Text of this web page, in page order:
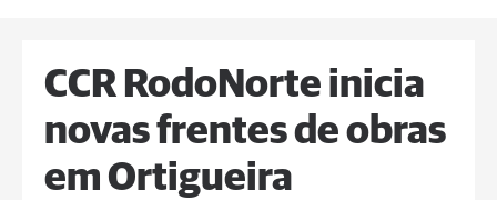
CCR RodoNorte inicia
novas frentes de obras
em Ortigueira